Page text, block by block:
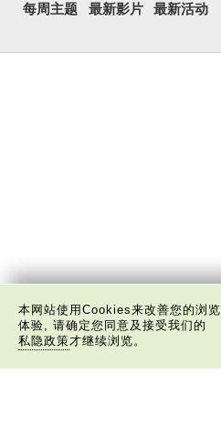
每周主题 最新影片 最新活动
本网站使用Cookies来改善您的浏览
体验, 请确定您同意及接受我们的
私隐政策才继续浏览。